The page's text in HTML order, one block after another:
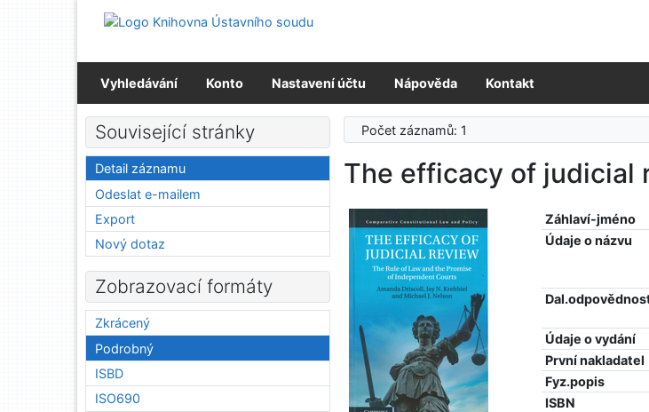
Přejít na menu
Vyhledávání Konto Nastavení účtu Nápověda Kontakt
Počet záznamů: 1
The efficacy of judicial
Záhlaví-jméno
Údaje o názvu
Údaje o vydání
První nakladatel
Fyz.popis
ISBN
Související stránky
Detail záznamu
Odeslat e-mailem
Export
Nový dotaz
Zobrazovací formáty
Zkrácený
Podrobný
ISBD
ISO690